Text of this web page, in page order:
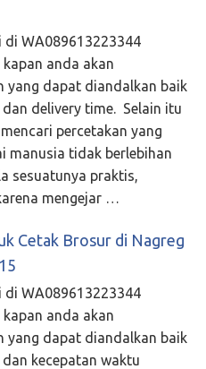
di WA089613223344
anda akan
yang dapat diandalkan baik
delivery time. Selain itu
percetakan yang
manusia tidak berlebihan
sesuatunya praktis,
mengejar …
Cetak Brosur di Nagreg
di WA089613223344
anda akan
yang dapat diandalkan baik
kecepatan waktu